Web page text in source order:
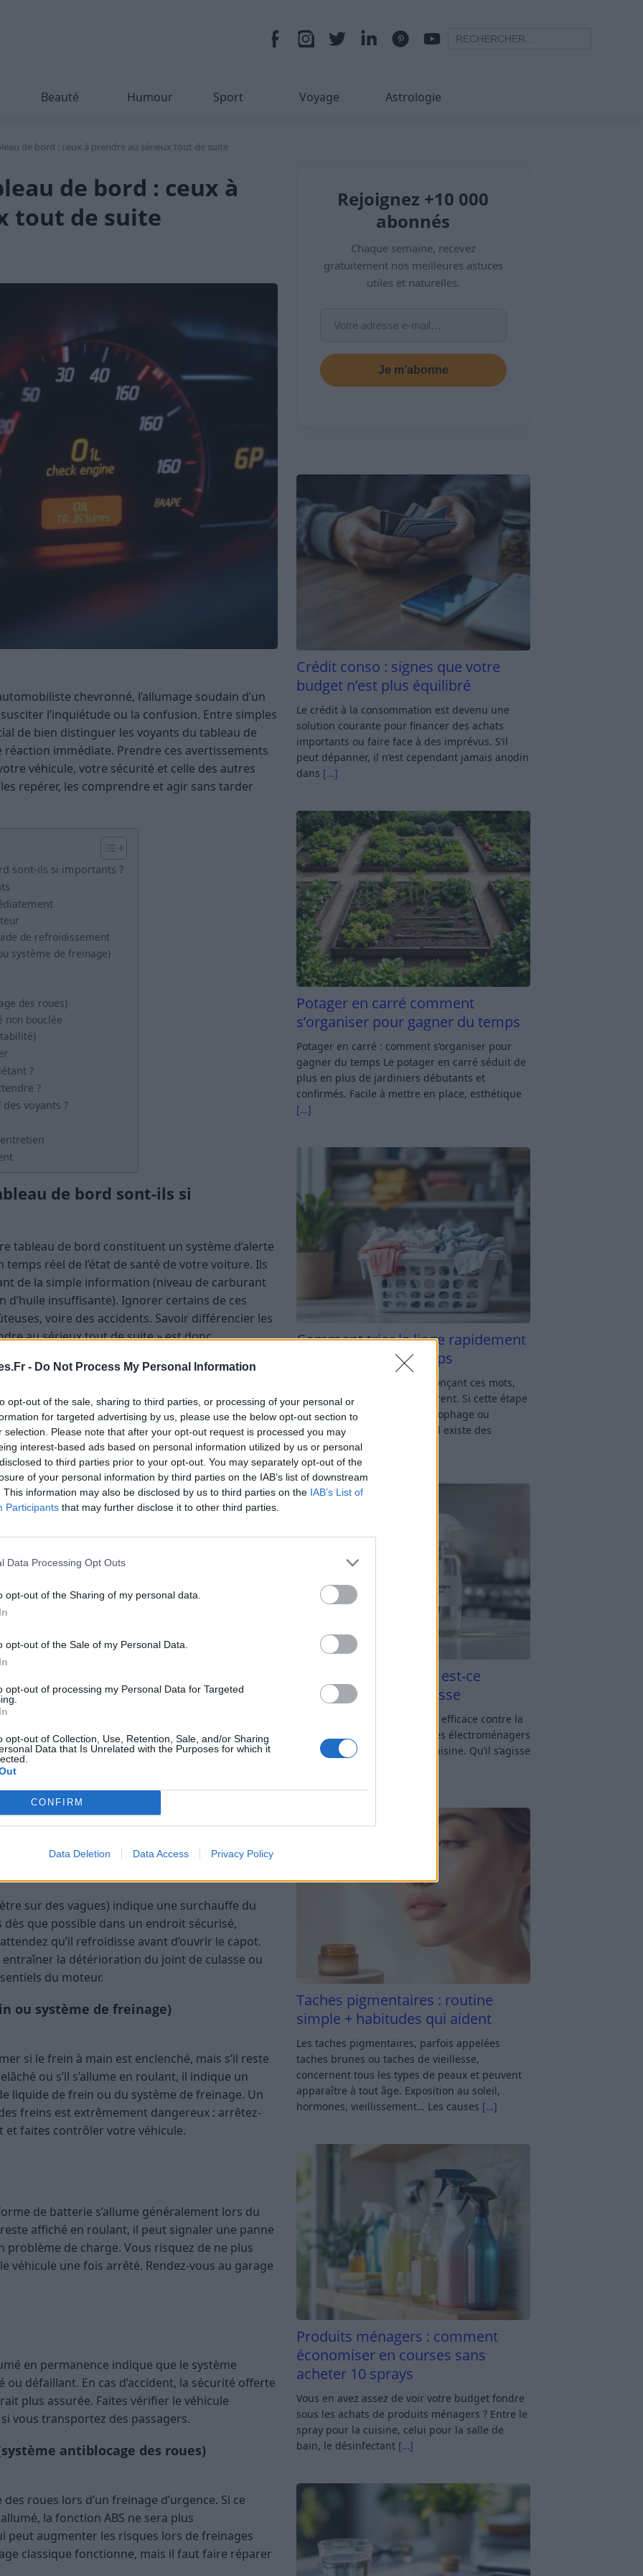
- Do Not Process My Personal Information
opt-out of the sale, sharing to third parties, or processing of your personal or
for targeted advertising by us, please use the below opt-out section to
selection. Please note that after your opt-out request is processed you may
interest-based ads based on personal information utilized by us or personal
to third parties prior to your opt-out. You may separately opt-out of the
of your personal information by third parties on the IAB’s list of downstream
This information may also be disclosed by us to third parties on the IAB’s List of
Participants that may further disclose it to other third parties.
Data Processing Opt Outs
opt-out of the Sharing of my personal data.
opt-out of the Sale of my Personal Data.
opt-out of processing my Personal Data for Targeted
opt-out of Collection, Use, Retention, Sale, and/or Sharing
Data that Is Unrelated with the Purposes for which it
CONFIRM
Data Deletion Data Access Privacy Policy
Beauté Humour Sport Voyage Astrologie
de bord : ceux à prendre au sérieux tout de suite
de bord : ceux à
tout de suite
chevronné, l’allumage soudain d’un
l’inquiétude ou la confusion. Entre simples
de bien distinguer les voyants du tableau de
immédiate. Prendre ces avertissements
véhicule, votre sécurité et celle des autres
repérer, les comprendre et agir sans tarder
sont-ils si importants ?
de refroidissement
système de freinage)
des roues)
non bouclée
?
?
voyants ?
de bord sont-ils si
tableau de bord constituent un système d’alerte
réel de l’état de santé de votre voiture. Ils
de la simple information (niveau de carburant
d’huile insuffisante). Ignorer certains de ces
voire des accidents. Savoir différencier les
au sérieux tout de suite » est donc
des voyants
la couleur du voyant donne déjà une idée de
ou fonctionnement normal (feux allumés,
nécessairement critique. Il convient de faire
dès que possible et résoudre le problème
immédiatement
alerter et vous pousser à réagir sans délai. Voici
à ne jamais négliger :
une petite burette d’huile signale une
moteur. Si ce voyant s’allume pendant la
et couper le moteur. Rouler sans pression
très coûteuse. Vérifiez le niveau d’huile à l’arrêt,
à un professionnel.
sur des vagues) indique une surchauffe du
dès que possible dans un endroit sécurisé,
qu’il refroidisse avant d’ouvrir le capot.
la détérioration du joint de culasse ou
ou s’il s’allume en roulant, il indique un
liquide de frein ou du système de freinage. Un
dangereux : arrêtez-vous
véhicule.
il peut signaler une panne de l’alternateur
de ne plus pouvoir redémarrer le véhicule une
que possible.
véhicule rapidement, surtout si vous transportez
des roues)
classique fonctionne, mais il faut faire réparer
non bouclée
Rejoignez +10 000
abonnés
Chaque semaine, recevez
gratuitement nos meilleures astuces
utiles et naturelles.
Je m’abonne
Crédit conso : signes que votre
budget n’est plus équilibré
Le crédit à la consommation est devenu une
solution courante pour financer des achats
importants ou faire face à des imprévus. S’il
peut dépanner, il n’est cependant jamais anodin
dans […]
Potager en carré comment
s’organiser pour gagner du temps
Potager en carré : comment s’organiser pour
gagner du temps Le potager en carré séduit de
plus en plus de jardiniers débutants et
confirmés. Facile à mettre en place, esthétique
[…]
Comment trier le linge rapidement
sans y passer du temps
Tri du linge : rien qu’en prononçant ces mots,
beaucoup d’entre nous soupirent. Si cette étape
du lavage vous semble chronophage ou
compliquée, rassurez-vous : il existe des
astuces simples
Vinaigre blanc et four est-ce
efficace contre la graisse
Vinaigre blanc et four : est-ce efficace contre la
graisse ? Le four fait partie des électroménagers
les plus sollicités dans une cuisine. Qu’il s’agisse
Taches pigmentaires : routine
simple + habitudes qui aident
Les taches pigmentaires, parfois appelées
taches brunes ou taches de vieillesse,
concernent tous les types de peaux et peuvent
apparaître à tout âge. Exposition au soleil,
hormones, vieillissement… Les causes […]
Produits ménagers : comment
économiser en courses sans
acheter 10 sprays
Vous en avez assez de voir votre budget fondre
sous les achats de produits ménagers ? Entre le
spray pour la cuisine, celui pour la salle de
bain, le désinfectant […]